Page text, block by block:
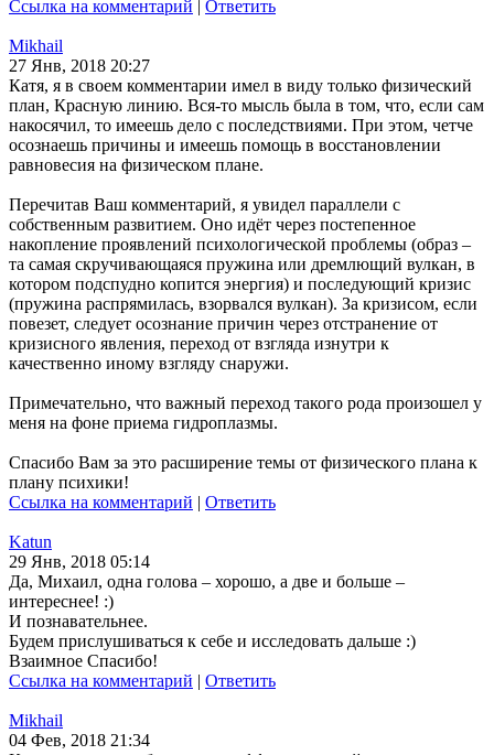
Ссылка на комментарий | Ответить
Mikhail
27 Янв, 2018 20:27
Катя, я в своем комментарии имел в виду только физический
план, Красную линию. Вся-то мысль была в том, что, если сам
накосячил, то имеешь дело с последствиями. При этом, четче
осознаешь причины и имеешь помощь в восстановлении
равновесия на физическом плане.
Перечитав Ваш комментарий, я увидел параллели с
собственным развитием. Оно идёт через постепенное
накопление проявлений психологической проблемы (образ –
та самая скручивающаяся пружина или дремлющий вулкан, в
котором подспудно копится энергия) и последующий кризис
(пружина распрямилась, взорвался вулкан). За кризисом, если
повезет, следует осознание причин через отстранение от
кризисного явления, переход от взгляда изнутри к
качественно иному взгляду снаружи.
Примечательно, что важный переход такого рода произошел у
меня на фоне приема гидроплазмы.
Спасибо Вам за это расширение темы от физического плана к
плану психики!
Ссылка на комментарий | Ответить
Katun
29 Янв, 2018 05:14
Да, Михаил, одна голова – хорошо, а две и больше –
интереснее! :)
И познавательнее.
Будем прислушиваться к себе и исследовать дальше :)
Взаимное Спасибо!
Ссылка на комментарий | Ответить
Mikhail
04 Фев, 2018 21:34